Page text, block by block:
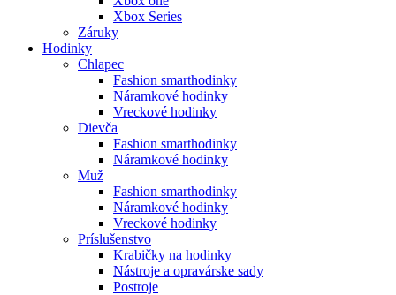
Xbox Series
Záruky
Hodinky
Chlapec
Fashion smarthodinky
Náramkové hodinky
Vreckové hodinky
Dievča
Fashion smarthodinky
Náramkové hodinky
Muž
Fashion smarthodinky
Náramkové hodinky
Vreckové hodinky
Príslušenstvo
Krabičky na hodinky
Nástroje a opravárske sady
Postroje